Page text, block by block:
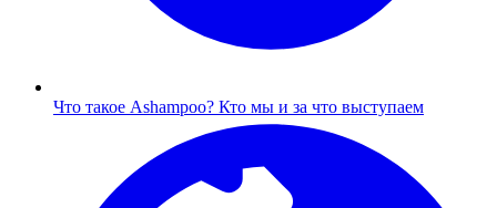
Что такое Ashampoo? Кто мы и за что выступаем